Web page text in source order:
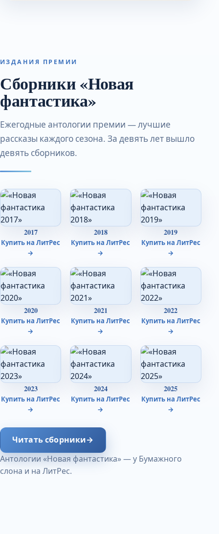
ИЗДАНИЯ ПРЕМИИ
Сборники «Новая
фантастика»
Ежегодные антологии премии — лучшие
рассказы каждого сезона. За девять лет вышло
девять сборников.
2017
Купить на ЛитРес
→
2018
Купить на ЛитРес
→
2019
Купить на ЛитРес
→
2020
Купить на ЛитРес
→
2021
Купить на ЛитРес
→
2022
Купить на ЛитРес
→
2023
Купить на ЛитРес
→
2024
Купить на ЛитРес
→
2025
Купить на ЛитРес
→
Читать сборники→
Антологии «Новая фантастика» — у Бумажного
слона и на ЛитРес.